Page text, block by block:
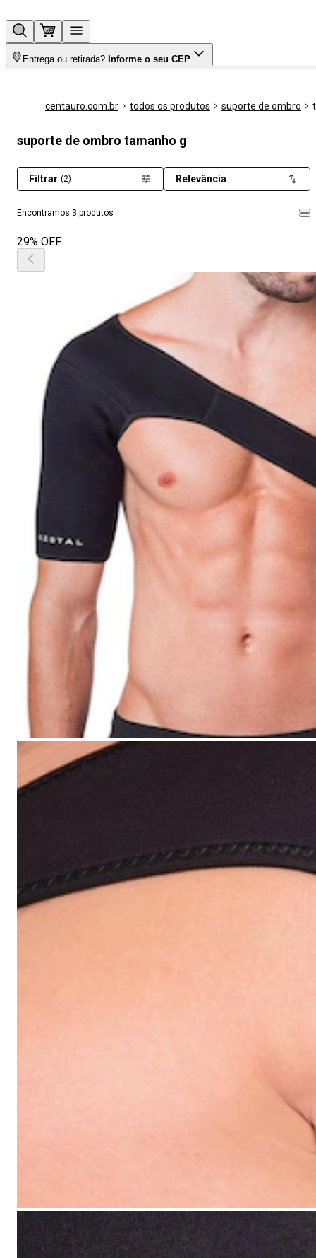
Entrega ou retirada? Informe o seu CEP
centauro.com.br todos os produtos suporte de ombro
suporte de ombro tamanho g
Encontramos 3 produtos
Filtrar (2) Relevância
29% OFF